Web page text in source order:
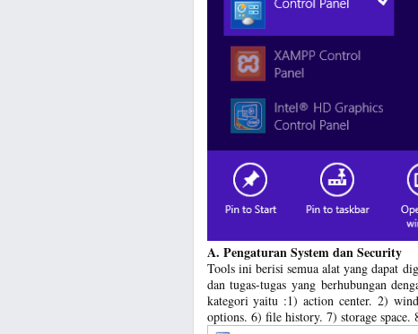
A. Pengaturan System dan Security
Tools ini berisi semua alat yang dapat
dan tugas-tugas yang berhubungan
kategori yaitu :1) action center. 2)
options. 6) file history. 7) storage